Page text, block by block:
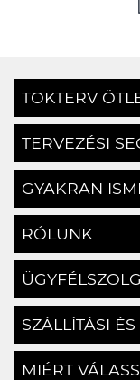
TOKTERV
TERVEZÉSI
GYAKRAN
RÓLUNK
SZÁLLÍTÁSI
MIÉRT